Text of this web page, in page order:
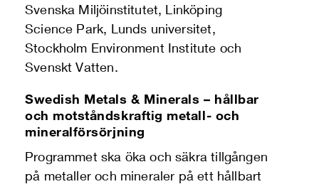
Svenska Miljöinstitutet, Linköping
Science Park, Lunds universitet,
Stockholm Environment Institute och
Svenskt Vatten.
Swedish Metals & Minerals – hållbar
och motståndskraftig metall- och
mineralförsörjning
Programmet ska öka och säkra tillgången
på metaller och mineraler på ett hållbart